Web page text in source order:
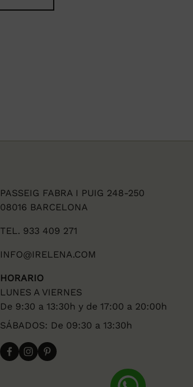
PASSEIG FABRA I PUIG 248-250
08016 BARCELONA
TEL. 933 409 271
INFO@IRELENA.COM
HORARIO
LUNES A VIERNES
De 9:30 a 13:30h y de 17:00 a 20:00h
SÁBADOS: De 09:30 a 13:30h